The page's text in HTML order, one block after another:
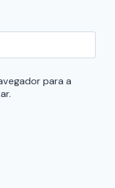
para a